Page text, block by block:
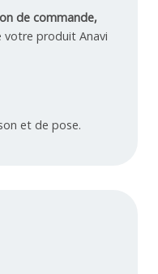
de commande,
votre produit Anavi
et de pose.